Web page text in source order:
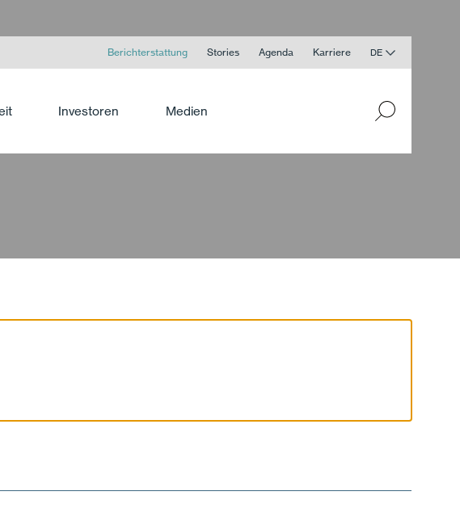
Berichterstattung Stories Agenda Karriere DE
Investoren Medien